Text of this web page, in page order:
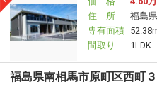
住 所
福島
専有面積
間取り
1LDK
福島県南相馬市原町区西町３